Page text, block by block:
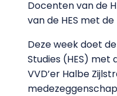
Docenten van de
van de HES met
Deze week doet
Studies (HES)
VVD’er Halbe